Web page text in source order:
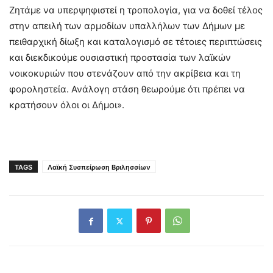
Ζητάμε να υπερψηφιστεί η τροπολογία, για να δοθεί τέλος
στην απειλή των αρμοδίων υπαλλήλων των Δήμων με
πειθαρχική δίωξη και καταλογισμό σε τέτοιες περιπτώσεις
και διεκδικούμε ουσιαστική προστασία των λαϊκών
νοικοκυριών που στενάζουν από την ακρίβεια και τη
φοροληστεία. Ανάλογη στάση θεωρούμε ότι πρέπει να
κρατήσουν όλοι οι Δήμοι».
TAGS Λαϊκή Συσπείρωση Βριλησσίων